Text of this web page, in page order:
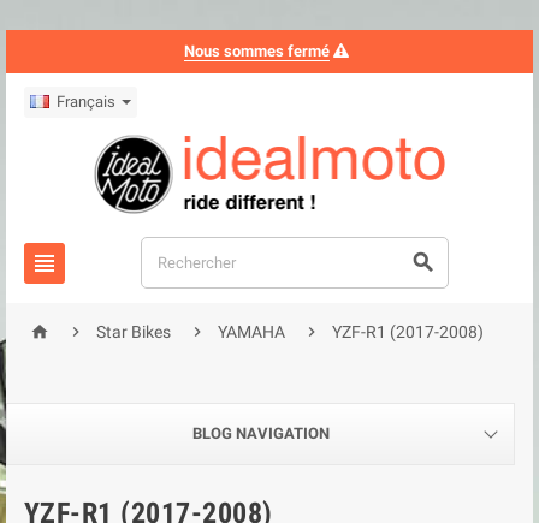
Nous sommes fermé
Français
 
  Star Bikes  YAMAHA  YZF-R1 (2017-2008)
BLOG NAVIGATION
YZF-R1 (2017-2008)